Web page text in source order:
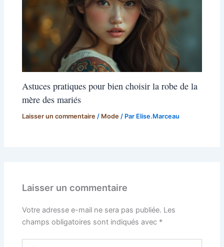
Astuces pratiques pour bien choisir la robe de la
mère des mariés
Laisser un commentaire / Mode / Par Elise.Marceau
Laisser un commentaire
Votre adresse e-mail ne sera pas publiée. Les
champs obligatoires sont indiqués avec *